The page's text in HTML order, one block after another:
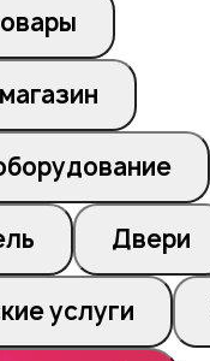
Двери
услуги